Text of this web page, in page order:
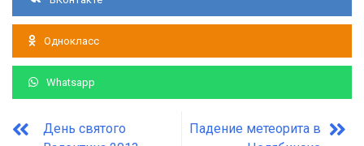
Однокласс
Whatsapp
День святого
Падение метеорита в